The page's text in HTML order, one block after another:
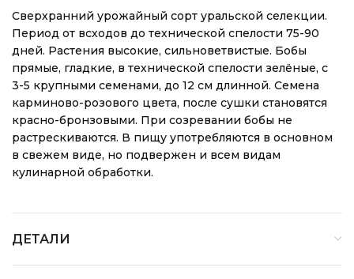
Сверхранний урожайный сорт уральской селекции.
Период от всходов до технической спелости 75-90
дней. Растения высокие, сильноветвистые. Бобы
прямые, гладкие, в технической спелости зелёные, с
3-5 крупными семенами, до 12 см длинной. Семена
карминово-розового цвета, после сушки становятся
красно-бронзовыми. При созревании бобы не
растрескиваются. В пищу употребляются в основном
в свежем виде, но подвержен и всем видам
кулинарной обработки.
ДЕТАЛИ